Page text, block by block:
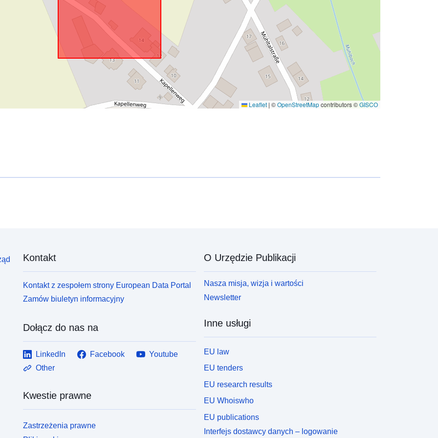
Leaflet | ©OpenStreetMapcontributors ©GISCO
Kontakt
Kontakt z zespołem strony European Data Portal
Zamów biuletyn informacyjny
Dołącz do nas na
LinkedIn Facebook
Youtube
Other
Kwestie prawne
Zastrzeżenia prawne
O Urzędzie Publikacji
Nasza misja, wizja i wartości
Newsletter
Inne usługi
EU law
EU tenders
EU research results
EU Whoiswho
EU publications
Interfejs dostawcy danych – logowanie